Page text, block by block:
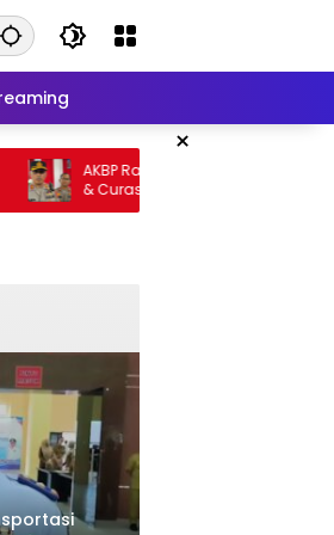
×
AKBP Ramadhona Target Berantas Curat
& Curas